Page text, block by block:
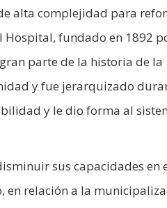
alta complejidad para
fundado en 1892
parte de la historia de la
y fue jerarquizado
y le dio forma al
sus capacidades en
en relación a la